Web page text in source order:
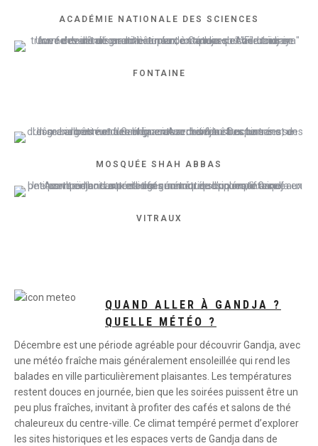
ACADÉMIE NATIONALE DES SCIENCES
FONTAINE
MOSQUÉE SHAH ABBAS
VITRAUX
QUAND ALLER À GANDJA ?
QUELLE MÉTÉO ?
Décembre est une période agréable pour découvrir Gandja, avec
une météo fraîche mais généralement ensoleillée qui rend les
balades en ville particulièrement plaisantes. Les températures
restent douces en journée, bien que les soirées puissent être un
peu plus fraîches, invitant à profiter des cafés et salons de thé
chaleureux du centre-ville. Ce climat tempéré permet d’explorer
les sites historiques et les espaces verts de Gandja dans de